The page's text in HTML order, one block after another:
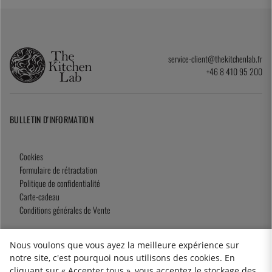
service-client@thekitchenlab.fr
+46 8 410 95 200
BULLETIN D'INFORMATION
Cookies
Formulaire de rétractation
Politique de confidentialité
Carte-cadeau
Conditions générales de Vente
2026 KitchenLab AB
Nous voulons que vous ayez la meilleure expérience sur
notre site, c'est pourquoi nous utilisons des cookies. En